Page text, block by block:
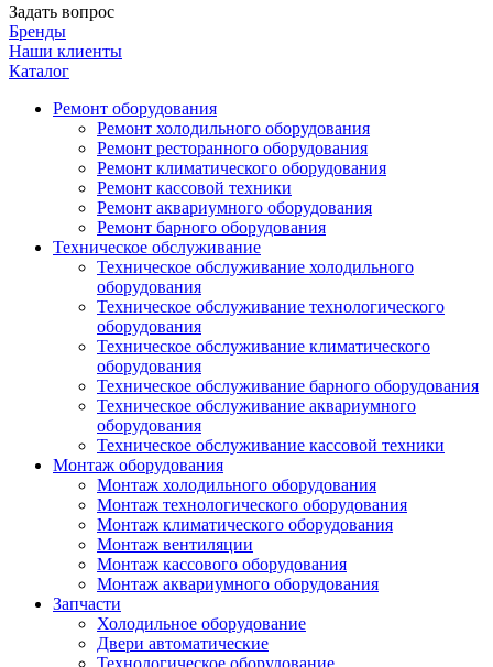
Задать вопрос
Бренды
Наши клиенты
Каталог
Ремонт оборудования
Ремонт холодильного оборудования
Ремонт ресторанного оборудования
Ремонт климатического оборудования
Ремонт кассовой техники
Ремонт аквариумного оборудования
Ремонт барного оборудования
Техническое обслуживание
Техническое обслуживание холодильного
оборудования
Техническое обслуживание технологического
оборудования
Техническое обслуживание климатического
оборудования
Техническое обслуживание барного оборудования
Техническое обслуживание аквариумного
оборудования
Техническое обслуживание кассовой техники
Монтаж оборудования
Монтаж холодильного оборудования
Монтаж технологического оборудования
Монтаж климатического оборудования
Монтаж вентиляции
Монтаж кассового оборудования
Монтаж аквариумного оборудования
Запчасти
Холодильное оборудование
Двери автоматические
Технологическое оборудование